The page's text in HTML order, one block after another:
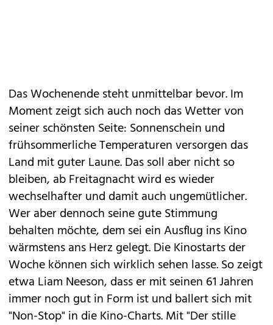
Das Wochenende steht unmittelbar bevor. Im
Moment zeigt sich auch noch das Wetter von
seiner schönsten Seite: Sonnenschein und
frühsommerliche Temperaturen versorgen das
Land mit guter Laune. Das soll aber nicht so
bleiben, ab Freitagnacht wird es wieder
wechselhafter und damit auch ungemütlicher.
Wer aber dennoch seine gute Stimmung
behalten möchte, dem sei ein Ausflug ins Kino
wärmstens ans Herz gelegt. Die Kinostarts der
Woche können sich wirklich sehen lasse. So zeigt
etwa Liam Neeson, dass er mit seinen 61 Jahren
immer noch gut in Form ist und ballert sich mit
"Non-Stop" in die Kino-Charts. Mit "Der stille